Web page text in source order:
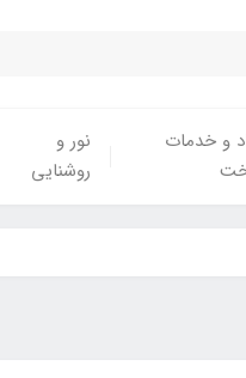
و خدمات
نور و
روشنایی